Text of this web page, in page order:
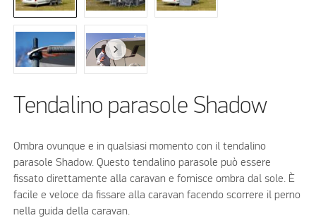
Tendalino parasole Shadow
Ombra ovunque e in qualsiasi momento con il tendalino
parasole Shadow. Questo tendalino parasole può essere
fissato direttamente alla caravan e fornisce ombra dal sole. È
facile e veloce da fissare alla caravan facendo scorrere il perno
nella guida della caravan.